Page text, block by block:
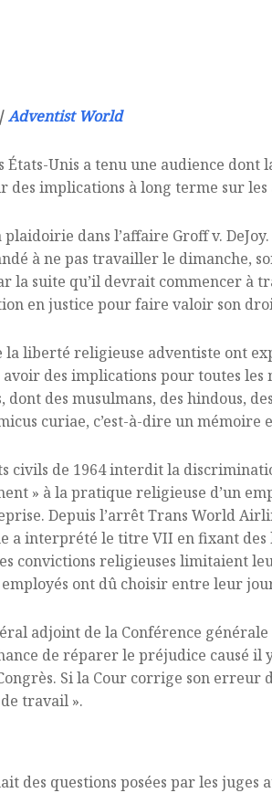
Adventist World
Unis a tenu une audience
implications à long terme sur
dans l’affaire Groff v.
à ne pas travailler le dimanche,
la suite qu’il devrait commencer à
en justice pour faire valoir son
liberté religieuse adventiste ont
des implications pour toutes
des musulmans, des hindous,
curiae, c’est-à-dire un
civils de 1964 interdit la
» à la pratique religieuse d’un
Depuis l’arrêt Trans World
a interprété le titre VII en fixant
convictions religieuses limitaient
ont dû choisir entre leur
adjoint de la Conférence
de réparer le préjudice causé il
Si la Cour corrige son erreur
travail ».
des questions posées par les juges